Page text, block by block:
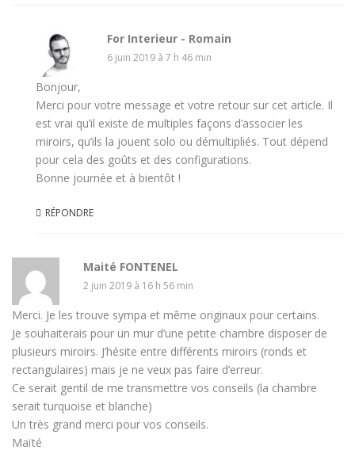
For Interieur - Romain
6 juin 2019 à 7 h 46 min
Bonjour,
Merci pour votre message et votre retour sur cet article. Il
est vrai qu’il existe de multiples façons d’associer les
miroirs, qu’ils la jouent solo ou démultipliés. Tout dépend
pour cela des goûts et des configurations.
Bonne journée et à bientôt !
RÉPONDRE
Maité FONTENEL
2 juin 2019 à 16 h 56 min
Merci. Je les trouve sympa et même originaux pour certains.
Je souhaiterais pour un mur d’une petite chambre disposer de
plusieurs miroirs. J’hésite entre différents miroirs (ronds et
rectangulaires) mais je ne veux pas faire d’erreur.
Ce serait gentil de me transmettre vos conseils (la chambre
serait turquoise et blanche)
Un très grand merci pour vos conseils.
Maïté